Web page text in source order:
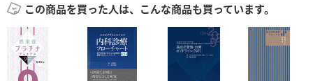
この商品を買った人は、こんな商品も買っています。